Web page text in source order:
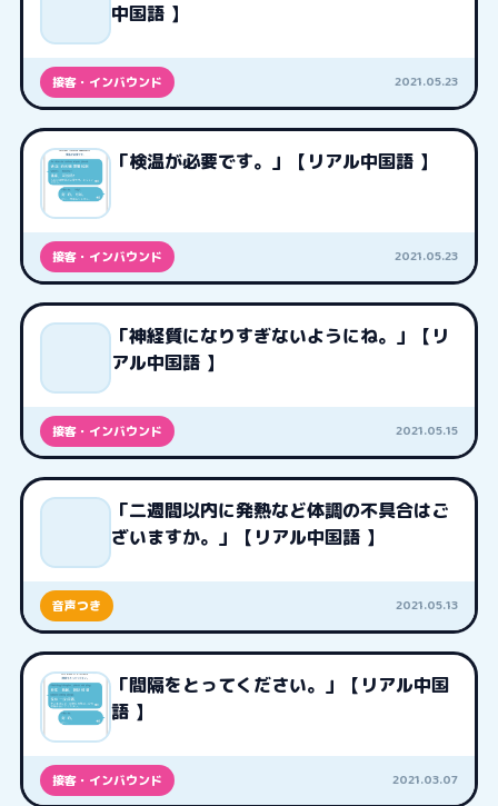
中国語 】
接客・インバウンド 2021.05.23
「検温が必要です。」【リアル中国語 】
接客・インバウンド 2021.05.23
「神経質になりすぎないようにね。」【リ
アル中国語 】
接客・インバウンド 2021.05.15
「二週間以内に発熱など体調の不具合はご
ざいますか。」【リアル中国語 】
音声つき 2021.05.13
「間隔をとってください。」【リアル中国
語 】
接客・インバウンド 2021.03.07